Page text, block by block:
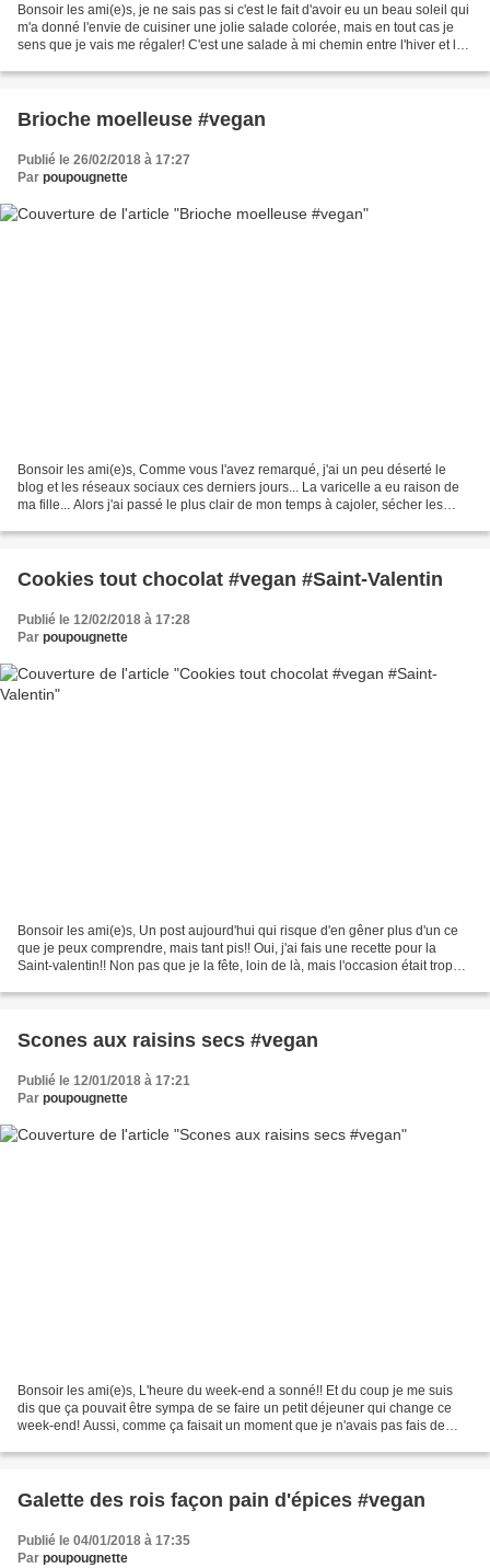
Bonsoir les ami(e)s, je ne sais pas si c'est le fait d'avoir eu un beau soleil qui
m'a donné l'envie de cuisiner une jolie salade colorée, mais en tout cas je
sens que je vais me régaler! C'est une salade à mi chemin entre l'hiver et le
Brioche moelleuse #vegan
Publié le 26/02/2018 à 17:27
Par poupougnette
Bonsoir les ami(e)s, Comme vous l'avez remarqué, j'ai un peu déserté le
blog et les réseaux sociaux ces derniers jours... La varicelle a eu raison de
ma fille... Alors j'ai passé le plus clair de mon temps à cajoler, sécher les
Cookies tout chocolat #vegan #Saint-Valentin
Publié le 12/02/2018 à 17:28
Par poupougnette
Bonsoir les ami(e)s, Un post aujourd'hui qui risque d'en gêner plus d'un ce
que je peux comprendre, mais tant pis!! Oui, j'ai fais une recette pour la
Saint-valentin!! Non pas que je la fête, loin de là, mais l'occasion était trop
Scones aux raisins secs #vegan
Publié le 12/01/2018 à 17:21
Par poupougnette
Bonsoir les ami(e)s, L'heure du week-end a sonné!! Et du coup je me suis
dis que ça pouvait être sympa de se faire un petit déjeuner qui change ce
week-end! Aussi, comme ça faisait un moment que je n'avais pas fais de
Galette des rois façon pain d'épices #vegan
Publié le 04/01/2018 à 17:35
Par poupougnette